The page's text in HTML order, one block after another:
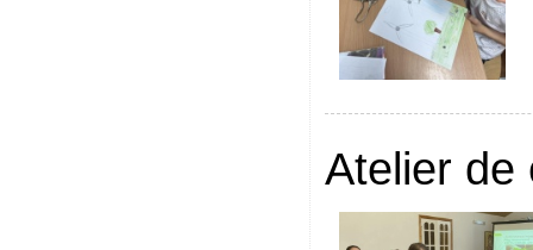
Atelier de